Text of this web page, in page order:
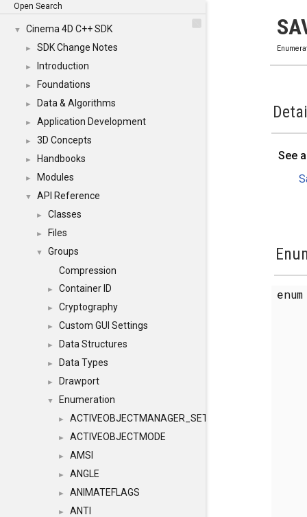
Open Search
▼ Cinema 4D C++ SDK
► SDK Change Notes
► Introduction
► Foundations
► Data & Algorithms
► Application Development
► 3D Concepts
► Handbooks
► Modules
▼ API Reference
► Classes
► Files
▼
Groups
Compression
► Container ID
► Cryptography
► Custom GUI Settings
► Data Structures
► Data Types
► Drawport
▼ Enumeration
► ACTIVEOBJECTMANAGER_SETOBJECTS
► ACTIVEOBJECTMODE
► AMSI
► ANGLE
► ANIMATEFLAGS
► ANTI
See